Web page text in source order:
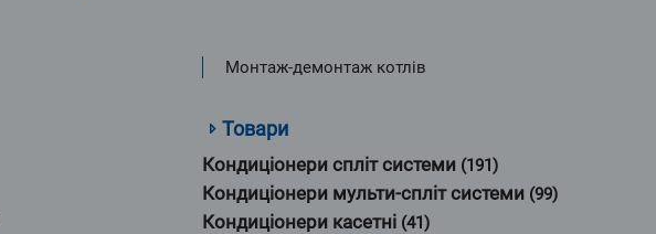
Монтаж-демонтаж котлів
Товари
Кондиціонери спліт системи(191)
Кондиціонери мульти-спліт системи(99)
Кондиціонери касетні(41)